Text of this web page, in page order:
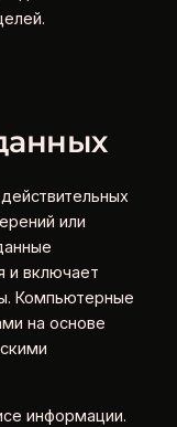
или
и включает
Компьютерные
на основе
информации.